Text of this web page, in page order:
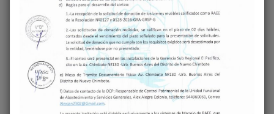
publicada. Los campos obligatorios están
marcados con*
COMENTARIO